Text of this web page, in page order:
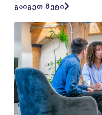
გაიგეთ მეტი